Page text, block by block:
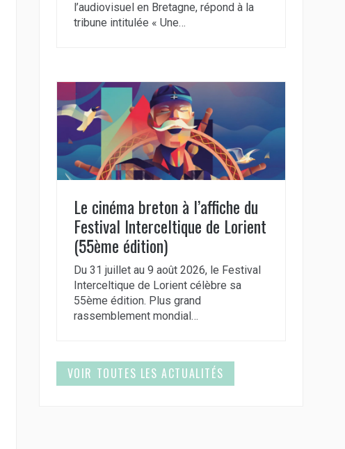
l’audiovisuel en Bretagne, répond à la
tribune intitulée « Une…
Le cinéma breton à l’affiche du
Festival Interceltique de Lorient
(55ème édition)
Du 31 juillet au 9 août 2026, le Festival
Interceltique de Lorient célèbre sa
55ème édition. Plus grand
rassemblement mondial…
VOIR TOUTES LES ACTUALITÉS